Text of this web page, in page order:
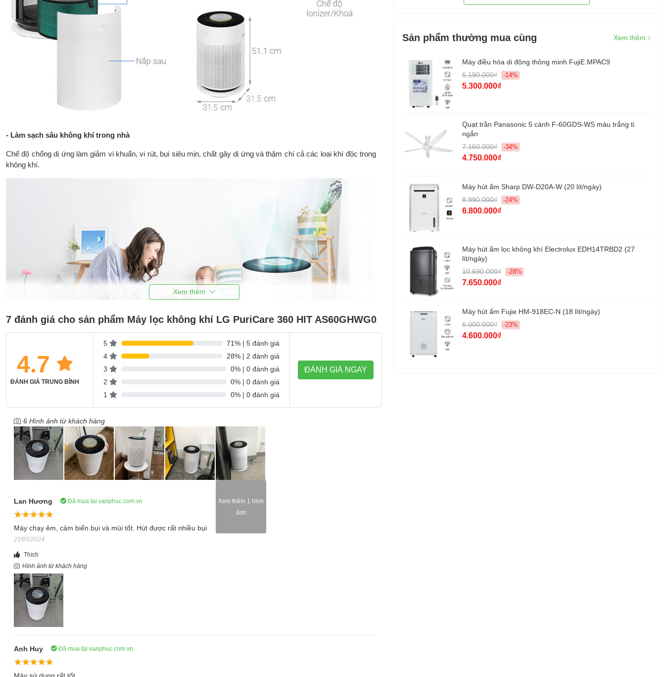
- Làm sạch sâu không khí trong nhà
Chế độ chống dị ứng làm giảm vi khuẩn, vi rút, bụi siêu mịn, chất gây dị ứng và thậm chí cả các loại khí độc trong
không khí.
- Hít thở không khí trong lành với hệ thống lọc đa màng
Hệ thống lọc đa màng thu giữ và loại bỏ 99.9% chất có hại - vi khuẩn, vi rút, bụi, chất gây dị ứng và các thành phần
gây mùi hôi.
7 đánh giá cho sản phẩm Máy lọc không khí LG PuriCare 360 HIT AS60GHWG0
4.7
ĐÁNH GIÁ TRUNG BÌNH
5
71% | 5 đánh giá
4
28% | 2 đánh giá
3
0% | 0 đánh giá
2
0% | 0 đánh giá
1
0% | 0 đánh giá
ĐÁNH GIÁ NGAY
6 Hình ảnh từ khách hàng
Xem thêm 1 hình
ảnh
Lan Hương Đã mua tại vanphuc.com.vn
Máy chạy êm, cảm biến bụi và mùi tốt. Hút được rất nhiều bụi
21/05/2024
Thích
Hình ảnh từ khách hàng
Anh Huy Đã mua tại vanphuc.com.vn
Cảm ứng
Cảm biến mùi, khí Gas
Luồng khí 360 độ
Điều khiển bằng điện thoại qua ứng dụng riêng
Đèn báo chất lượng không khí
Khoá bảng điều khiển
Kích thước: 315 x 315 x 511 mm
Thương hiệu: LG - Hàn Quốc
Trung Quốc
Sản phẩm thường mua cùng Xem thêm
Máy điều hòa di động thông minh FujiE MPAC9
6.190.000₫
-14%
5.300.000₫
Quạt trần Panasonic 5 cánh F-60GDS-WS màu trắng ti
ngắn
7.160.000₫
-34%
4.750.000₫
Máy hút ẩm Sharp DW-D20A-W (20 lít/ngày)
8.990.000₫
-24%
6.800.000₫
Máy hút ẩm lọc không khí Electrolux EDH14TRBD2 (27
lít/ngày)
10.690.000₫
-28%
7.650.000₫
Máy hút ẩm Fujie HM-918EC-N (18 lít/ngày)
6.000.000₫
-23%
4.600.000₫